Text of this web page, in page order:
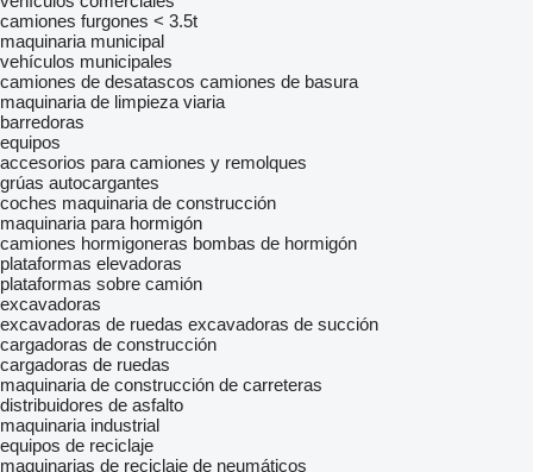
camiones furgones < 3.5t
maquinaria municipal
vehículos municipales
camiones de desatascos camiones de basura
maquinaria de limpieza viaria
barredoras
equipos
accesorios para camiones y remolques
grúas autocargantes
coches maquinaria de construcción
maquinaria para hormigón
camiones hormigoneras bombas de hormigón
plataformas elevadoras
plataformas sobre camión
excavadoras
excavadoras de ruedas excavadoras de succión
cargadoras de construcción
cargadoras de ruedas
maquinaria de construcción de carreteras
distribuidores de asfalto
maquinaria industrial
equipos de reciclaje
maquinarias de reciclaje de neumáticos